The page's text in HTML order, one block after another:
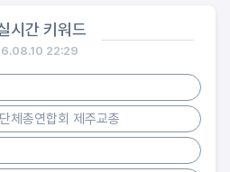
시간 키워드
22:29
체총연합회 제주교총